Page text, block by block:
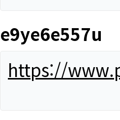
e9ye6e557u
https://